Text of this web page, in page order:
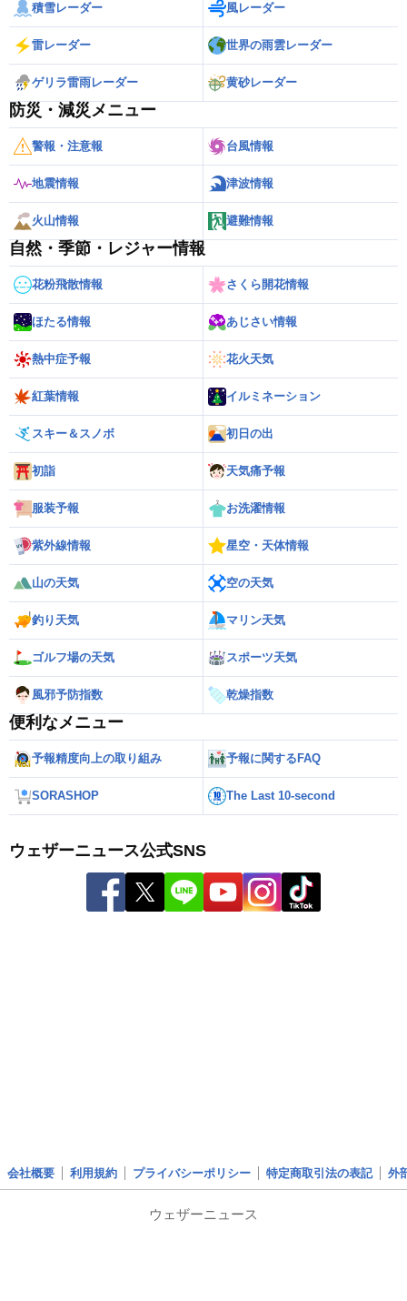
積雪レーダー 風レーダー
雷レーダー 世界の雨雲レーダー
ゲリラ雷雨レーダー 黄砂レーダー
防災・減災メニュー
警報・注意報 台風情報
地震情報 津波情報
火山情報 避難情報
自然・季節・レジャー情報
花粉飛散情報 さくら開花情報
ほたる情報 あじさい情報
熱中症予報 花火天気
紅葉情報 イルミネーション
スキー＆スノボ 初日の出
初詣 天気痛予報
服装予報 お洗濯情報
紫外線情報 星空・天体情報
山の天気 空の天気
釣り天気 マリン天気
ゴルフ場の天気 スポーツ天気
風邪予防指数 乾燥指数
便利なメニュー
予報精度向上の取り組み 予報に関するFAQ
SORASHOP The Last 10-second
ウェザーニュース公式SNS
会社概要 利用規約 プライバシーポリシー 特定商取引法の表記 外
ウェザーニュース